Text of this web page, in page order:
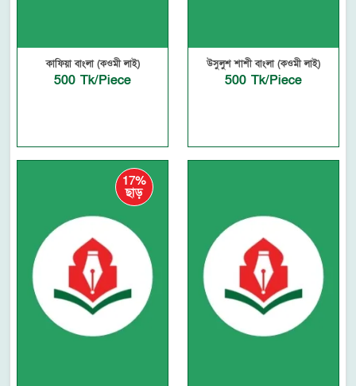
কাফিয়া বাংলা (কওমী লাই)
500 Tk/Piece
উসুলুশ শাশী বাংলা (কওমী লাই)
500 Tk/Piece
17%
ছাড়